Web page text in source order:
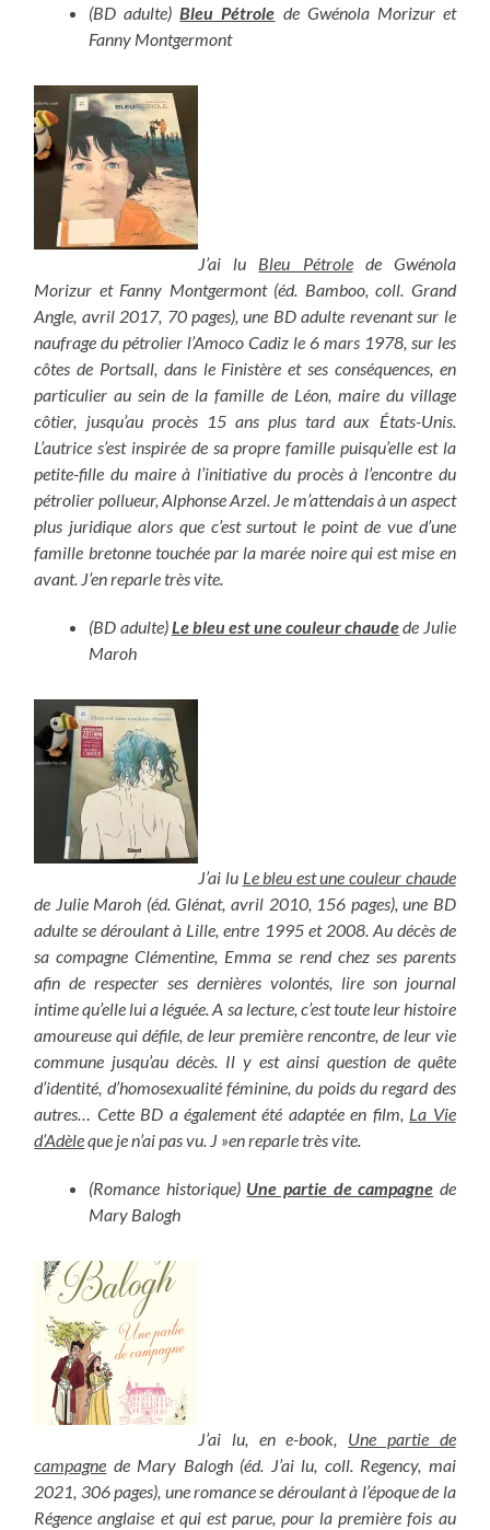
(BD adulte)Bleu Pétrole de Gwénola Morizur et
Fanny Montgermont
J’ai lu Bleu Pétrolede Gwénola
Morizur et Fanny Montgermont (éd. Bamboo, coll. Grand
Angle, avril 2017, 70 pages), une BD adulte revenant sur le
naufrage du pétrolier l’Amoco Cadiz le 6 mars 1978, sur les
côtes de Portsall, dans le Finistère et ses conséquences, en
particulier au sein de la famille de Léon, maire du village
côtier, jusqu’au procès 15 ans plus tard aux États-Unis.
L’autrice s’est inspirée de sa propre famille puisqu’elle est la
petite-fille du maire à l’initiative du procès à l’encontre du
pétrolier pollueur, Alphonse Arzel. Je m’attendais à un aspect
plus juridique alors que c’est surtout le point de vue d’une
famille bretonne touchée par la marée noire qui est mise en
avant. J’en reparle très vite.
(BD adulte)Le bleu est une couleur chaudede Julie
Maroh
J’ai lu Le bleu est une couleur chaude
de Julie Maroh (éd. Glénat, avril 2010, 156 pages), une BD
adulte se déroulant à Lille, entre 1995 et 2008. Au décès de
sa compagne Clémentine, Emma se rend chez ses parents
afin de respecter ses dernières volontés, lire son journal
intime qu’elle lui a léguée. A sa lecture, c’est toute leur histoire
amoureuse qui défile, de leur première rencontre, de leur vie
commune jusqu’au décès. Il y est ainsi question de quête
d’identité, d’homosexualité féminine, du poids du regard des
autres… Cette BD a également été adaptée en film, La Vie
d’Adèleque je n’ai pas vu. J »en reparle très vite.
(Romance historique) Une partie de campagne de
Mary Balogh
J’ai lu, en e-book, Une partie de
campagne de Mary Balogh (éd. J’ai lu, coll. Regency, mai
2021, 306 pages), une romance se déroulant à l’époque de la
Régence anglaise et qui est parue, pour la première fois au